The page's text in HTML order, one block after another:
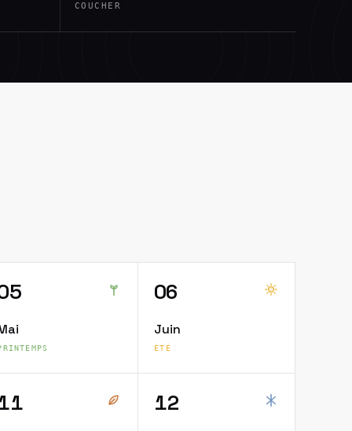
COUCHER
06
Juin
ÉTÉ
12